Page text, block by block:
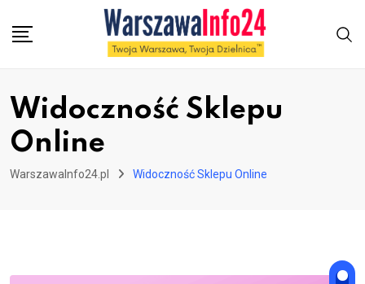
Widoczność Sklepu
Online
WarszawaInfo24.pl Widoczność Sklepu Online